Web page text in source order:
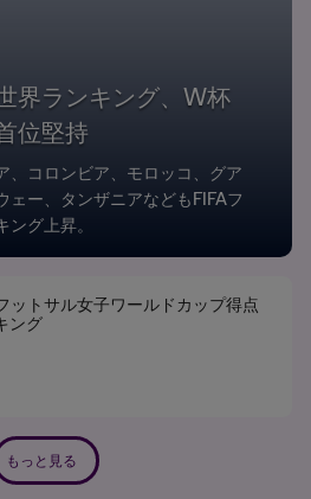
界ランキング、W杯
位堅持
、コロンビア、モロッコ、グア
ェー、タンザニアなどもFIFAフ
グ上昇。
ットサル女子ワールドカップ得点
ング
もっと見る